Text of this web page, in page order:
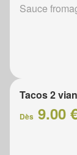
Sauce
Tacos 2
Dès 9.00